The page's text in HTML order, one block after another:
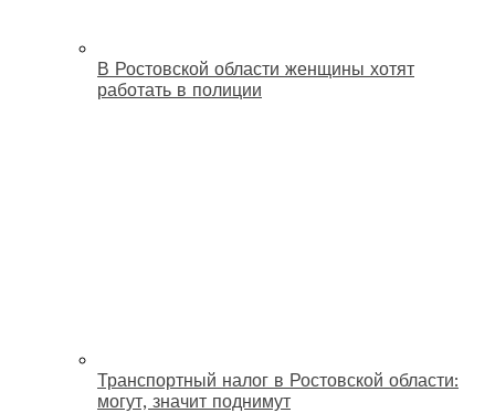
В Ростовской области женщины хотят
работать в полиции
Транспортный налог в Ростовской области:
могут, значит поднимут